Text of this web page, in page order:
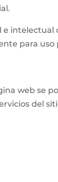
intelectual
para uso
web se
del